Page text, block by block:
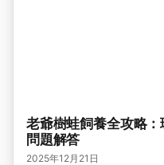
老爺樹蛙飼養全攻略
問題解答
2025年12月21日